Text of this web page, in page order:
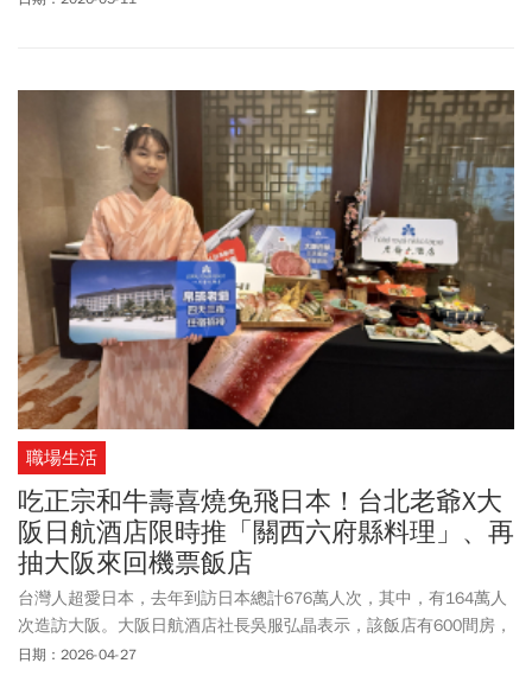
碌，來凸顯他的重要性，其實是一種非常極度渴望且絕望地企求大
家多多關照與重視他的重要性與不可或缺性。仔細觀察下來，他們
職場生活
吃正宗和牛壽喜燒免飛日本！台北老爺X大
阪日航酒店限時推「關西六府縣料理」、再
抽大阪來回機票飯店
台灣人超愛日本，去年到訪日本總計676萬人次，其中，有164萬人
次造訪大阪。大阪日航酒店社長吳服弘晶表示，該飯店有600間房，
有不少旅客是台灣人，加上大阪美食充滿力，希望台灣人在台灣也
日期：2026-04-27